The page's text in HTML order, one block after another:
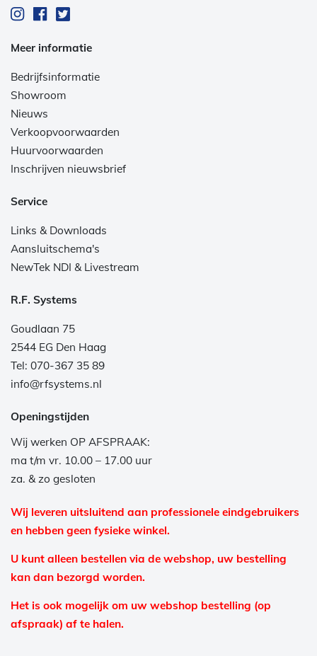
Meer informatie
Bedrijfsinformatie
Showroom
Nieuws
Verkoopvoorwaarden
Huurvoorwaarden
Inschrijven nieuwsbrief
Service
Links & Downloads
Aansluitschema's
NewTek NDI & Livestream
R.F. Systems
Goudlaan 75
2544 EG Den Haag
Tel: 070-367 35 89
info@rfsystems.nl
Openingstijden
Wij werken OP AFSPRAAK:
ma t/m vr. 10.00 – 17.00 uur
za. & zo gesloten
Wij leveren uitsluitend aan professionele eindgebruikers
en hebben geen fysieke winkel.
U kunt alleen bestellen via de webshop, uw bestelling
kan dan bezorgd worden.
Het is ook mogelijk om uw webshop bestelling (op
afspraak) af te halen.